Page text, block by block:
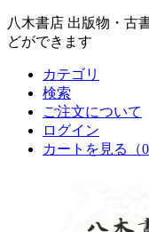
八木書店 出版物・古
どができます
カテゴリ
検索
ご注文について
ログイン
カートを見る
（